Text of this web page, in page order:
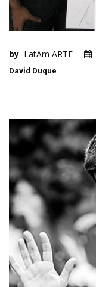
by LatAm ARTE
David Duque